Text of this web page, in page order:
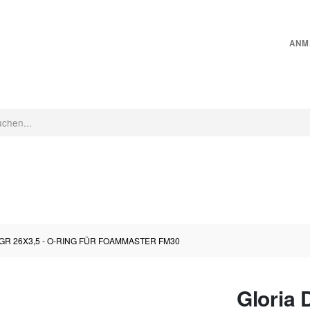
26X3,5 - O-RING FÜR FOAMMASTER FM30
Gloria